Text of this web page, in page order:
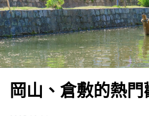
岡山、倉敷的熱